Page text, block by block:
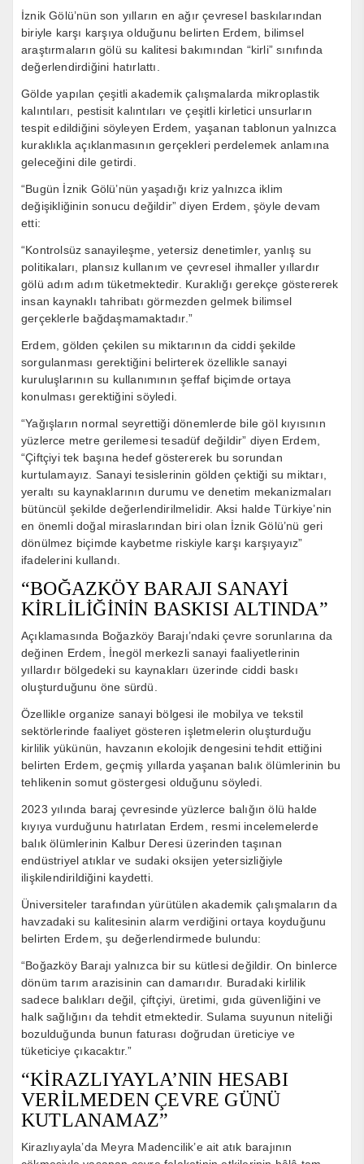
İznik Gölü’nün son yılların en ağır çevresel baskılarından
biriyle karşı karşıya olduğunu belirten Erdem, bilimsel
araştırmaların gölü su kalitesi bakımından “kirli” sınıfında
değerlendirdiğini hatırlattı.
Gölde yapılan çeşitli akademik çalışmalarda mikroplastik
kalıntıları, pestisit kalıntıları ve çeşitli kirletici unsurların
tespit edildiğini söyleyen Erdem, yaşanan tablonun yalnızca
kuraklıkla açıklanmasının gerçekleri perdelemek anlamına
geleceğini dile getirdi.
“Bugün İznik Gölü’nün yaşadığı kriz yalnızca iklim
değişikliğinin sonucu değildir” diyen Erdem, şöyle devam
etti:
“Kontrolsüz sanayileşme, yetersiz denetimler, yanlış su
politikaları, plansız kullanım ve çevresel ihmaller yıllardır
gölü adım adım tüketmektedir. Kuraklığı gerekçe göstererek
insan kaynaklı tahribatı görmezden gelmek bilimsel
gerçeklerle bağdaşmamaktadır.”
Erdem, gölden çekilen su miktarının da ciddi şekilde
sorgulanması gerektiğini belirterek özellikle sanayi
kuruluşlarının su kullanımının şeffaf biçimde ortaya
konulması gerektiğini söyledi.
“Yağışların normal seyrettiği dönemlerde bile göl kıyısının
yüzlerce metre gerilemesi tesadüf değildir” diyen Erdem,
“Çiftçiyi tek başına hedef göstererek bu sorundan
kurtulamayız. Sanayi tesislerinin gölden çektiği su miktarı,
yeraltı su kaynaklarının durumu ve denetim mekanizmaları
bütüncül şekilde değerlendirilmelidir. Aksi halde Türkiye’nin
en önemli doğal miraslarından biri olan İznik Gölü’nü geri
dönülmez biçimde kaybetme riskiyle karşı karşıyayız”
ifadelerini kullandı.
“BOĞAZKÖY BARAJI SANAYİ
KİRLİLİĞİNİN BASKISI ALTINDA”
Açıklamasında Boğazköy Barajı’ndaki çevre sorunlarına da
değinen Erdem, İnegöl merkezli sanayi faaliyetlerinin
yıllardır bölgedeki su kaynakları üzerinde ciddi baskı
oluşturduğunu öne sürdü.
Özellikle organize sanayi bölgesi ile mobilya ve tekstil
sektörlerinde faaliyet gösteren işletmelerin oluşturduğu
kirlilik yükünün, havzanın ekolojik dengesini tehdit ettiğini
belirten Erdem, geçmiş yıllarda yaşanan balık ölümlerinin bu
tehlikenin somut göstergesi olduğunu söyledi.
2023 yılında baraj çevresinde yüzlerce balığın ölü halde
kıyıya vurduğunu hatırlatan Erdem, resmi incelemelerde
balık ölümlerinin Kalbur Deresi üzerinden taşınan
endüstriyel atıklar ve sudaki oksijen yetersizliğiyle
ilişkilendirildiğini kaydetti.
Üniversiteler tarafından yürütülen akademik çalışmaların da
havzadaki su kalitesinin alarm verdiğini ortaya koyduğunu
belirten Erdem, şu değerlendirmede bulundu:
“Boğazköy Barajı yalnızca bir su kütlesi değildir. On binlerce
dönüm tarım arazisinin can damarıdır. Buradaki kirlilik
sadece balıkları değil, çiftçiyi, üretimi, gıda güvenliğini ve
halk sağlığını da tehdit etmektedir. Sulama suyunun niteliği
bozulduğunda bunun faturası doğrudan üreticiye ve
tüketiciye çıkacaktır.”
“KİRAZLIYAYLA’NIN HESABI
VERİLMEDEN ÇEVRE GÜNÜ
KUTLANAMAZ”
Kirazlıyayla’da Meyra Madencilik’e ait atık barajının